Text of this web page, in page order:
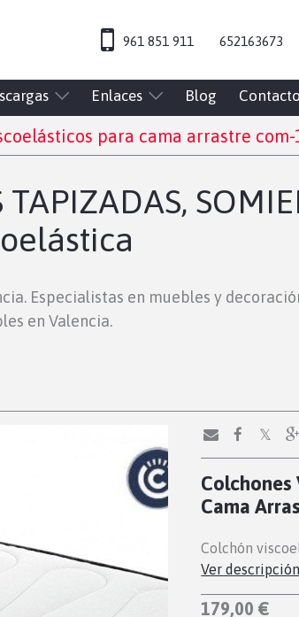
961 851 911 652163673
Enlaces Blog Contacto
para cama arrastre com-
Especialistas en muebles y
en Valencia.
Cama
Colchón
Ver
179,00 €